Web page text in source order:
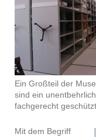
Ein Großteil der
sind ein
fachgerecht
Mit dem Begriff